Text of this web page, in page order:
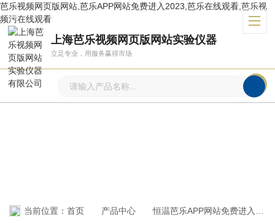
芭乐视频网页版网站,芭乐APP网站免费进入2023,芭乐在线观看,芭乐视
频污在线观看
上海芭乐视频网页版网站实验仪器
立足专业，用服务赢得市场
当前位置： 首页 产品中心 恒温芭乐APP网站免费进入2023